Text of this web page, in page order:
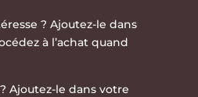
? Ajoutez-le dans
à l’achat quand
Ajoutez-le dans votre